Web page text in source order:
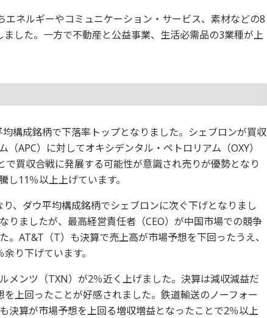
エネルギーやコミュニケーション・サービス、素材などの8
した。一方で不動産と公益事業、生活必需品の3業種が上
構成銘柄で下落率トップとなりました。シェブロンが買収
APC）に対してオキシデンタル・ペトロリアム（OXY）
買収合戦に発展する可能性が意識され売りが優勢となり
し11％以上上げています。
、ダウ平均構成銘柄でシェブロンに次ぐ下げとなりまし
りましたが、最高経営責任者（CEO）が中国市場での競争
。AT&T（T）も決算で売上高が市場予想を下回ったうえ、
り下げています。
メンツ（TXN）が2％近く上げました。決算は減収減益だ
上回ったことが好感されました。鉄道輸送のノーフォー
決算が市場予想を上回る増収増益となったことで2％以上